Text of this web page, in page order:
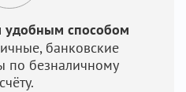
способом
банковские
по безналичному